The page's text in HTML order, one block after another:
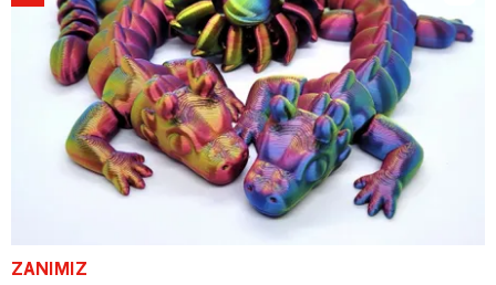
ZANIMIZ